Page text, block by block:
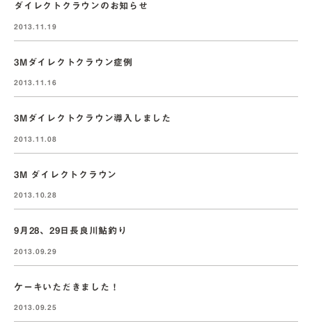
ダイレクトクラウンのお知らせ
2013.11.19
3Mダイレクトクラウン症例
2013.11.16
3Mダイレクトクラウン導入しました
2013.11.08
3M ダイレクトクラウン
2013.10.28
9月28、29日長良川鮎釣り
2013.09.29
ケーキいただきました！
2013.09.25